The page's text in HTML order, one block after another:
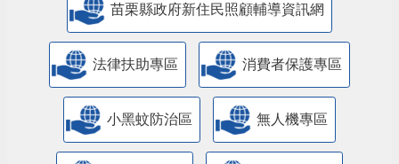
苗栗縣政府新住民照顧輔導資訊網
法律扶助專區 消費者保護專區
小黑蚊防治區 無人機專區